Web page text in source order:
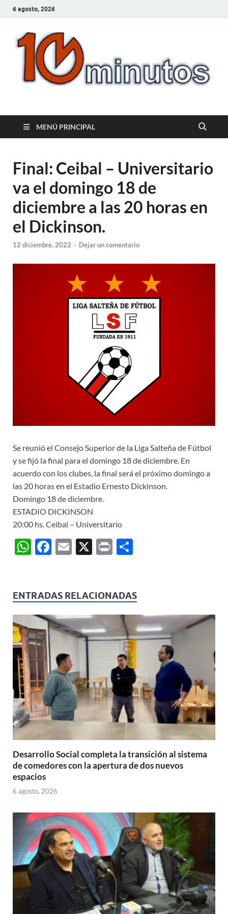
6 agosto, 2026
10minutos.com.uy
MENÚ PRINCIPAL
Final: Ceibal – Universitario
va el domingo 18 de
diciembre a las 20 horas en
el Dickinson.
12 diciembre, 2022 - Dejar un comentario
Se reunió el Consejo Superior de la Liga Salteña de Fútbol
y se fijó la final para el domingo 18 de diciembre. En
acuerdo con los clubes, la final será el próximo domingo a
las 20 horas en el Estadio Ernesto Dickinson.
Domingo 18 de diciembre.
ESTADIO DICKINSON
20:00 hs. Ceibal – Universitario
W
s
A
p
p
F
b
o
o
E
X
P
p
ar
ti
r
ENTRADAS RELACIONADAS
Desarrollo Social completa la transición al sistema
de comedores con la apertura de dos nuevos
espacios
6 agosto, 2026